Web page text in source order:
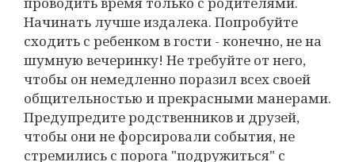
Начинать лучше издалека. Попробуйте
сходить с ребенком в гости - конечно, не на
шумную вечеринку! Не требуйте от него,
чтобы он немедленно поразил всех своей
общительностью и прекрасными манерами.
Предупредите родственников и друзей,
чтобы они не форсировали события, не
стремились с порога "подружиться" с